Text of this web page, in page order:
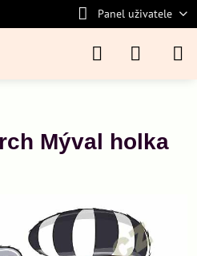
Panel uživatele
Mýval holka